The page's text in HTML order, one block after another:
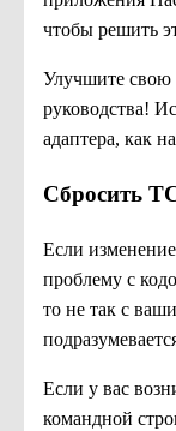
чтобы решить
Улучшите свою
руководства!
адаптера, как
Сбросить
Если
проблему с
то не так с
Если у вас
командной